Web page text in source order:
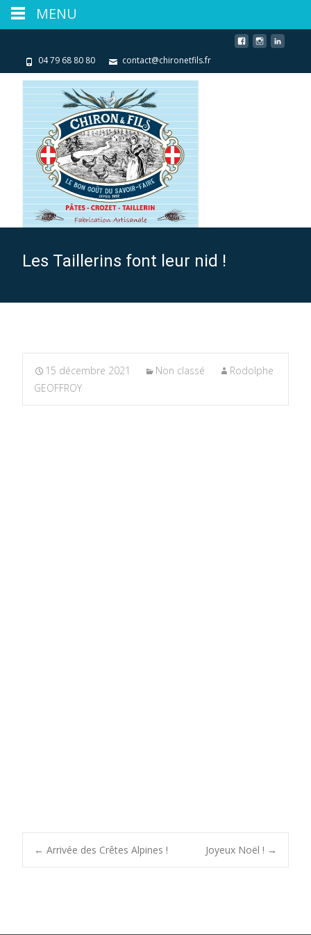
04 79 68 80 80 contact@chironetfils.fr
Les Taillerins font leur nid !
15 décembre 2021 Non classé
Rodolphe
GEOFFROY
Post
← Arrivée des Crêtes Alpines ! Joyeux Noël ! →
MENU